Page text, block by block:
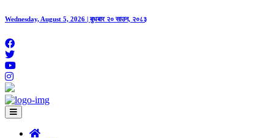
Wednesday, August 5, 2026 | बुधबार २० साउन, २०८३